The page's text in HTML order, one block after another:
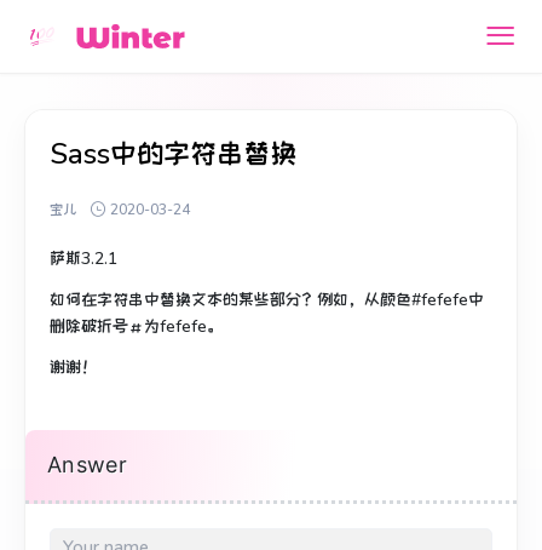
Sass中的字符串替换
宝儿 2020-03-24
萨斯3.2.1
如何在字符串中替换文本的某些部分？ 例如，从颜色#fefefe中
删除破折号＃为fefefe。
谢谢！
Answer